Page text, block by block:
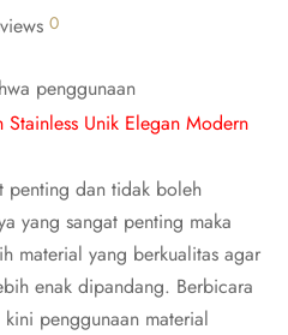
0
penggunaan
Unik Elegan Modern
penting dan tidak boleh
yang sangat penting maka
material yang berkualitas agar
enak dipandang. Berbicara
penggunaan material